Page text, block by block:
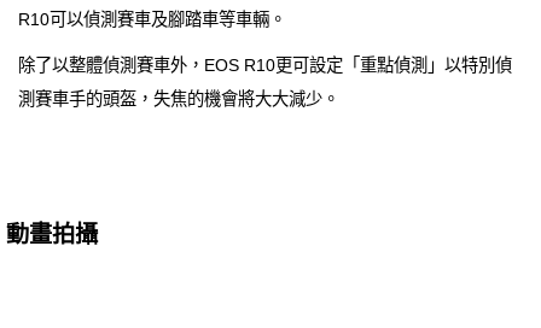
R10可以偵測賽車及腳踏車等車輛。
除了以整體偵測賽車外，EOS R10更可設定「重點偵測」以特別偵
測賽車手的頭盔，失焦的機會將大大減少。
動畫拍攝